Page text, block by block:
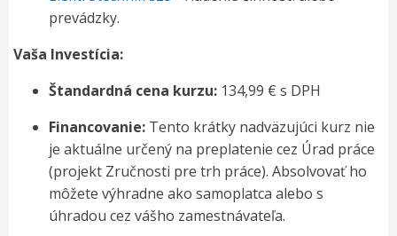
prevádzky.
Vaša Investícia:
Štandardná cena kurzu: 134,99 € s DPH
Financovanie: Tento krátky nadväzujúci kurz nie
je aktuálne určený na preplatenie cez Úrad práce
(projekt Zručnosti pre trh práce). Absolvovať ho
môžete výhradne ako samoplatca alebo s
úhradou cez vášho zamestnávateľa.